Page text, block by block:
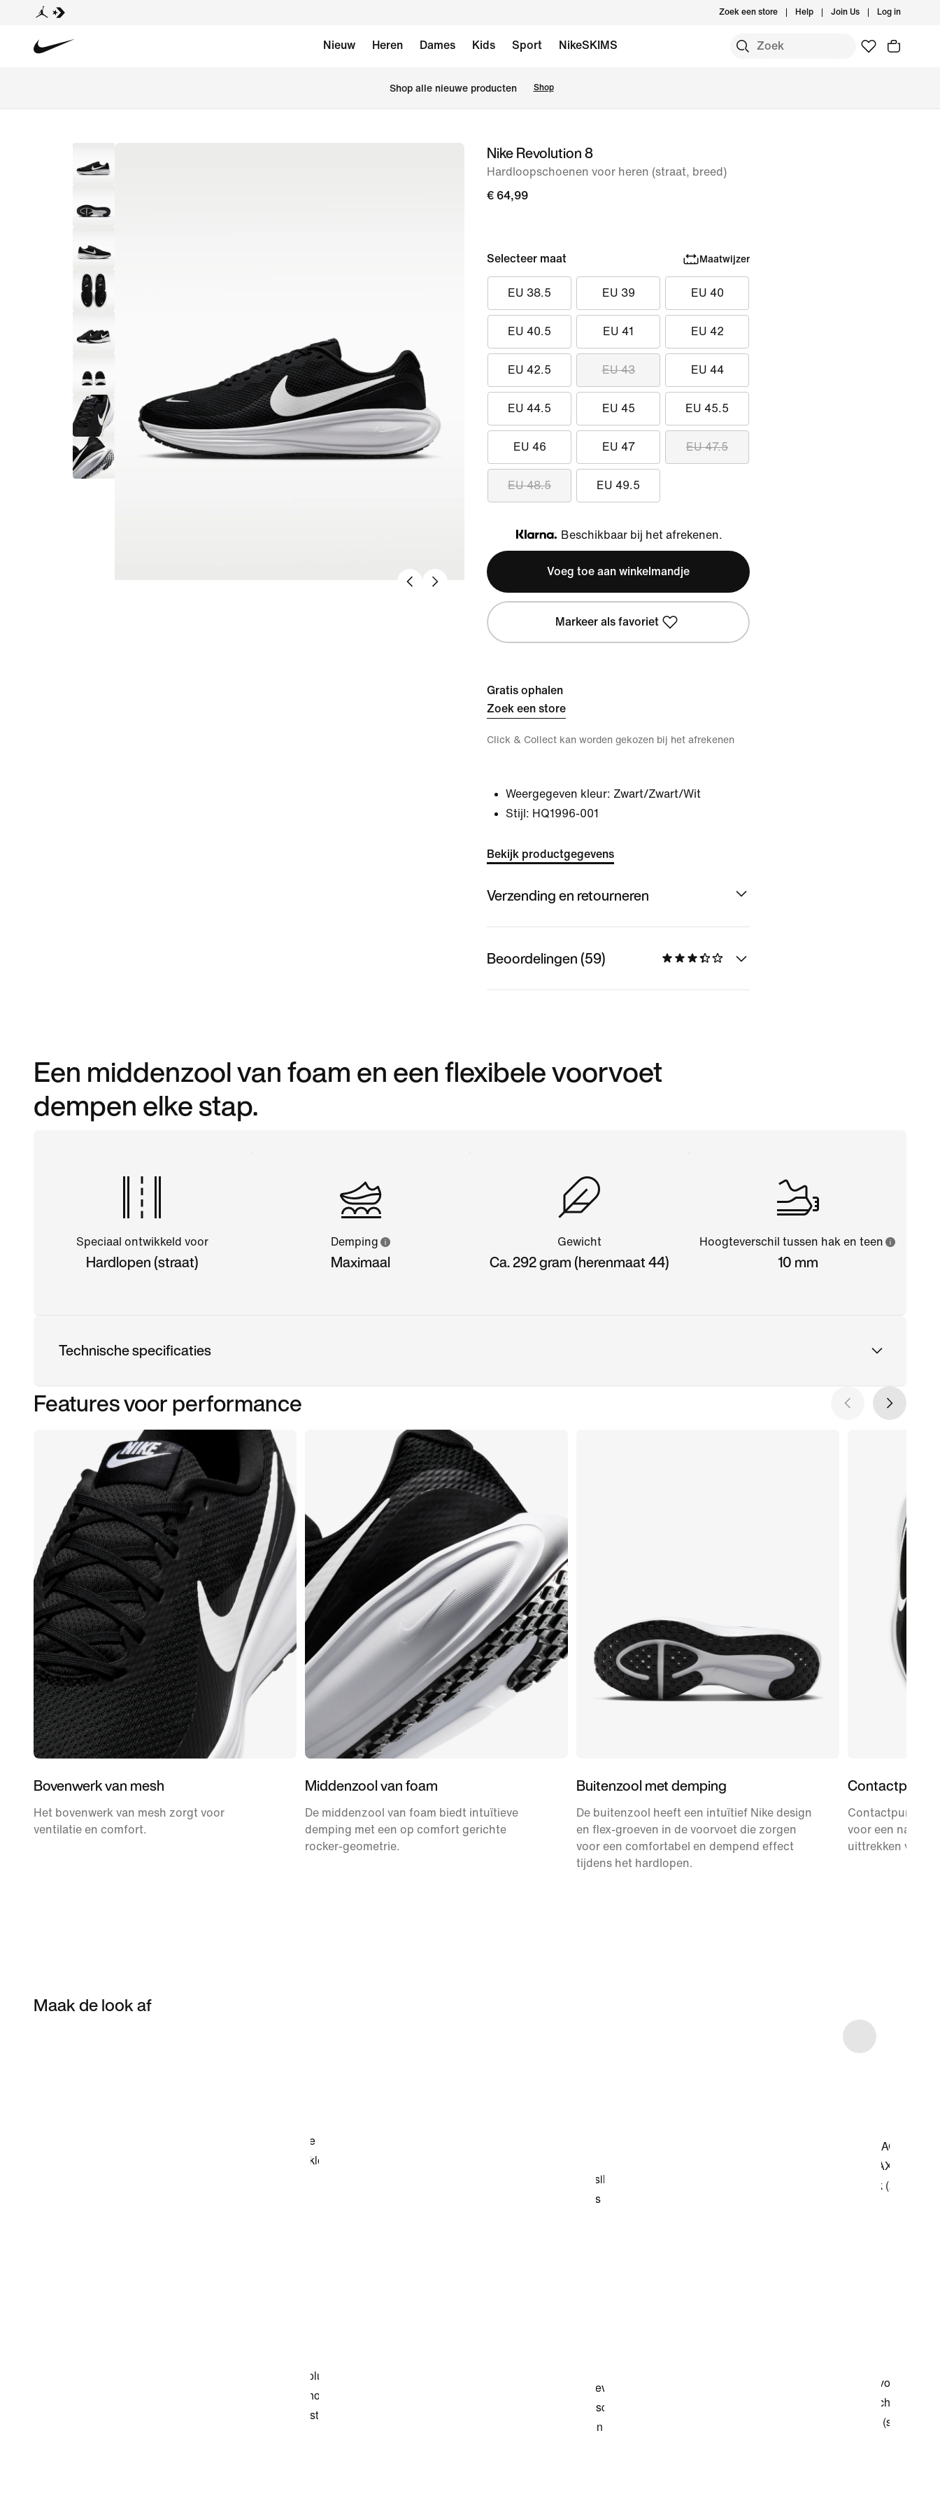
Zoek een store Help Join Us Log in
Nieuw Heren Dames Kids Sport NikeSKIMS
Shop alle nieuwe producten Shop
afbeelding
Nike Revolution 8
Hardloopschoenen voor heren (straat, breed)
€ 64,99
Selecteer maat Maatwijzer
EU 38.5 EU 39 EU 40
EU 40.5 EU 41 EU 42
EU 42.5 EU 43 EU 44
EU 44.5 EU 45 EU 45.5
EU 46 EU 47 EU 47.5
EU 48.5 EU 49.5
Klarna
Beschikbaar bij het afrekenen.
Voeg toe aan winkelmandje
Markeer als favoriet
Gratis ophalen
Zoek een store
Click & Collect kan worden gekozen bij het afrekenen
Weergegeven kleur: Zwart/Zwart/Wit
Stijl: HQ1996-001
Bekijk productgegevens
Verzending en retourneren
Beoordelingen (59)
Een middenzool van foam en een flexibele voorvoet
dempen elke stap.
Speciaal ontwikkeld voor
Hardlopen (straat)
Demping
Maximaal
Gewicht
Ca. 292 gram (herenmaat 44)
Hoogteverschil tussen hak en teen
10 mm
Technische specificaties
Features voor performance
Bovenwerk van mesh
Het bovenwerk van mesh zorgt voor
ventilatie en comfort.
Middenzool van foam
De middenzool van foam biedt intuïtieve
demping met een op comfort gerichte
rocker-geometrie.
Buitenzool met demping
De buitenzool heeft een intuïtief Nike design
en flex-groeven in de voorvoet die zorgen
voor een comfortabel en dempend effect
tijdens het hardlopen.
Contactpunten
voor een
uittrekken van
Maak de look af